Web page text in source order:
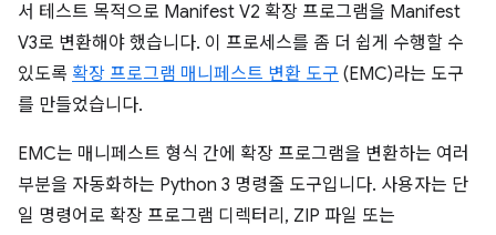
서 테스트 목적으로 Manifest V2 확장 프로그램을 Manifest
V3로 변환해야 했습니다. 이 프로세스를 좀 더 쉽게 수행할 수
있도록 확장 프로그램 매니페스트 변환 도구 (EMC)라는 도구
를 만들었습니다.
EMC는 매니페스트 형식 간에 확장 프로그램을 변환하는 여러
부분을 자동화하는 Python 3 명령줄 도구입니다. 사용자는 단
일 명령어로 확장 프로그램 디렉터리, ZIP 파일 또는